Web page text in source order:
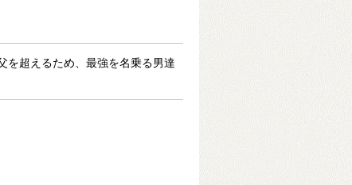
を超えるため、最強を名乗る男達